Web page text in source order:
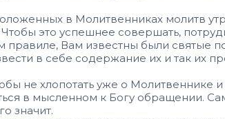
в Молитвенниках молитв
это успешнее совершать,
правиле, Вам извест­ны были
в себе содержание их и так их
не хлопотать уже о
в мысленном к Богу обращении.
значит.